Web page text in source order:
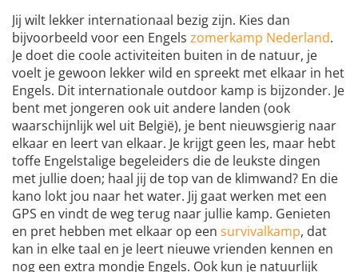
Jij wilt lekker internationaal bezig zijn. Kies dan
bijvoorbeeld voor een Engels zomerkamp Nederland.
Je doet die coole activiteiten buiten in de natuur, je
voelt je gewoon lekker wild en spreekt met elkaar in het
Engels. Dit internationale outdoor kamp is bijzonder. Je
bent met jongeren ook uit andere landen (ook
waarschijnlijk wel uit België), je bent nieuwsgierig naar
elkaar en leert van elkaar. Je krijgt geen les, maar hebt
toffe Engelstalige begeleiders die de leukste dingen
met jullie doen; haal jij de top van de klimwand? En die
kano lokt jou naar het water. Jij gaat werken met een
GPS en vindt de weg terug naar jullie kamp. Genieten
en pret hebben met elkaar op een survivalkamp, dat
kan in elke taal en je leert nieuwe vrienden kennen en
nog een extra mondje Engels. Ook kun je natuurlijk